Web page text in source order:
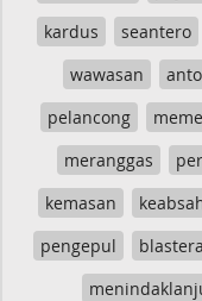
kardus
seantero
wawasan
pelancong
meranggas
kemasan
pengepul